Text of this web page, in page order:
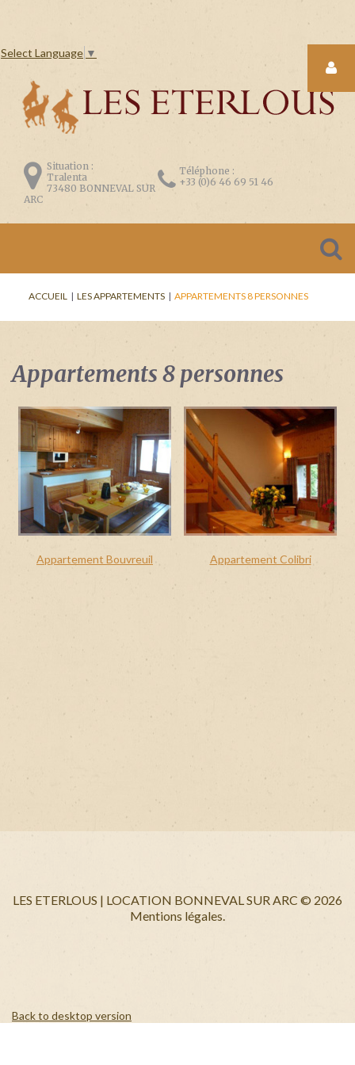
Select Language ▼
Situation :
Tralenta
73480 BONNEVAL SUR
ARC
Téléphone :
+33 (0)6 46 69 51 46
ACCUEIL | LES APPARTEMENTS | APPARTEMENTS 8 PERSONNES
Appartements 8 personnes
Appartement Bouvreuil Appartement Colibri
LES ETERLOUS | LOCATION BONNEVAL SUR ARC © 2026
Mentions légales.
Back to desktop version
FORM
souvenir
oublié
/
Mot
de
passe
oublié
?
Login